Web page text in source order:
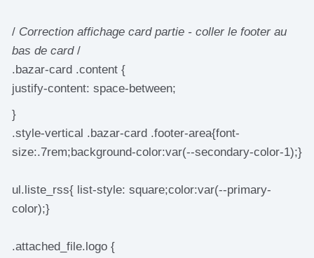
/ Correction affichage card partie - coller le footer au
bas de card /
.bazar-card .content {
justify-content: space-between;
}
.style-vertical .bazar-card .footer-area{font-
size:.7rem;background-color:var(--secondary-color-1);}
ul.liste_rss{ list-style: square;color:var(--primary-
color);}
.attached_file.logo {